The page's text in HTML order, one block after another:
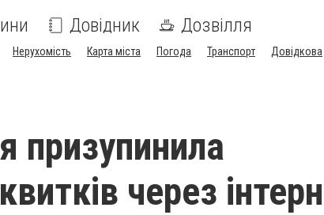
Довідник Дозвілля
Нерухомість Карта міста Погода Транспорт Довідкова
призупинила
через